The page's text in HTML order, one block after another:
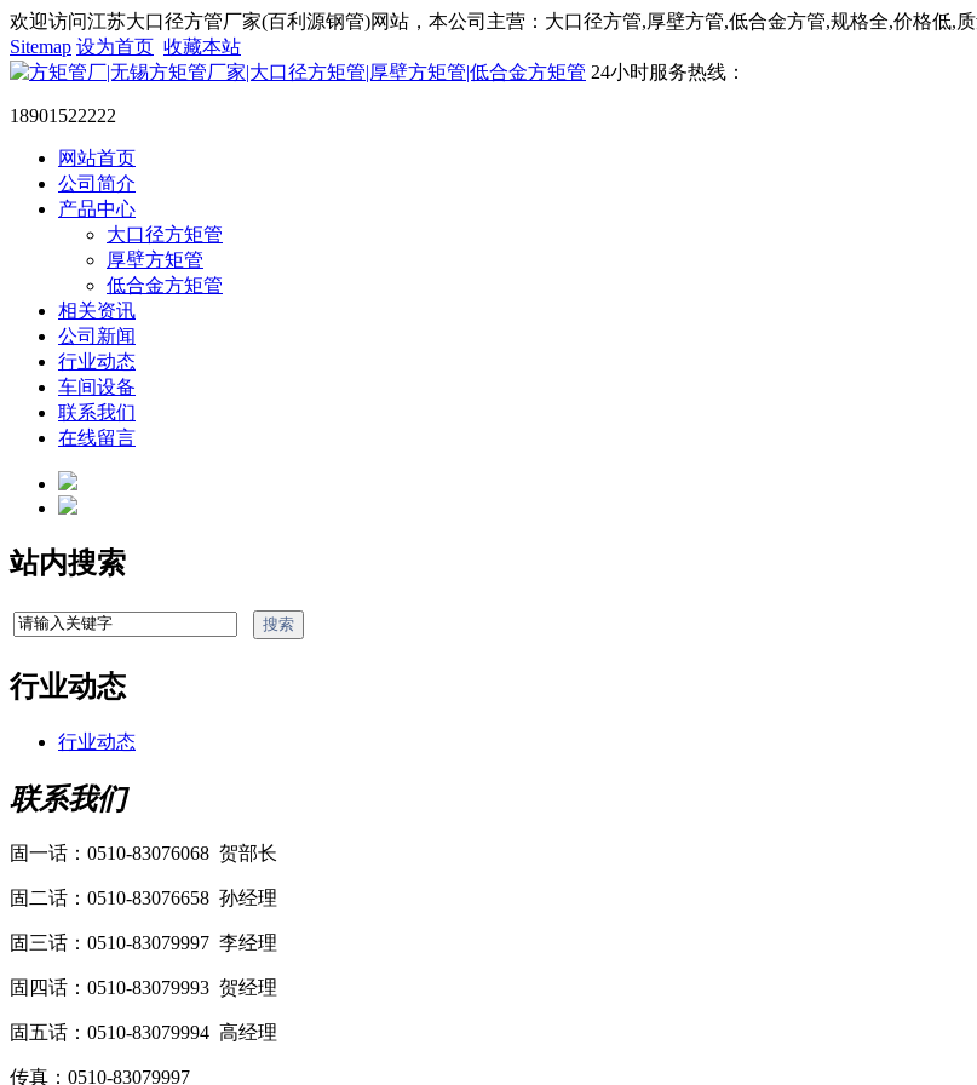
欢迎访问江苏大口径方管厂家(百利源钢管)网站，本公司主营：大口径方管,厚壁方管,低合金方管,规格全,价格低,
Sitemap 设为首页 收藏本站
24小时服务热线：
18901522222
网站首页
公司简介
产品中心
大口径方矩管
厚壁方矩管
低合金方矩管
相关资讯
公司新闻
行业动态
车间设备
联系我们
在线留言
站内搜索
行业动态
行业动态
联系我们
固一话：0510-83076068 贺部长
固二话：0510-83076658 孙经理
固三话：0510-83079997 李经理
固四话：0510-83079993 贺经理
固五话：0510-83079994 高经理
传真：0510-83079997